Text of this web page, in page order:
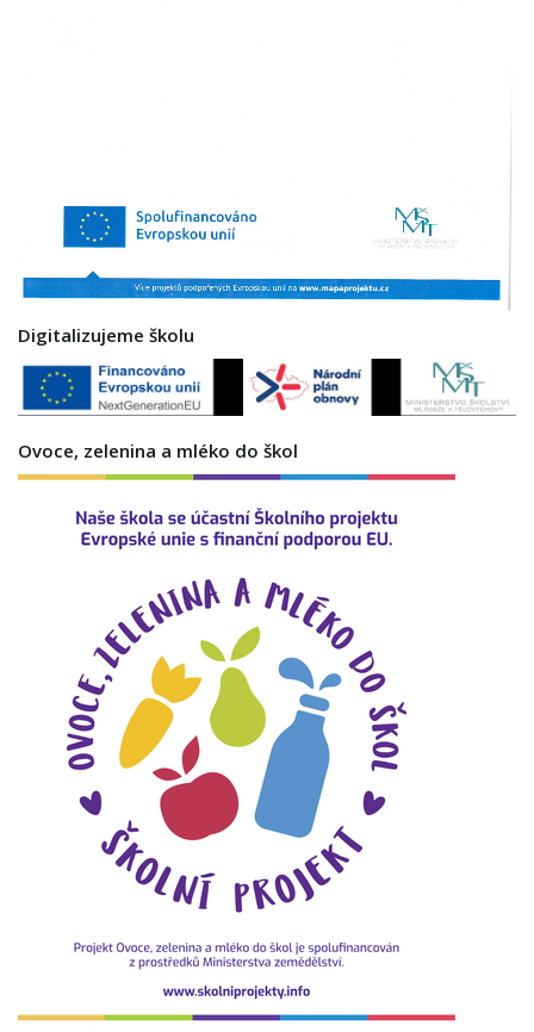
Digitalizujeme školu
Ovoce, zelenina a mléko do škol